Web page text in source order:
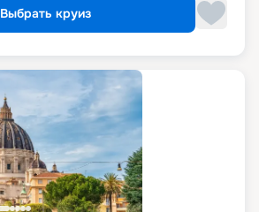
Выбрать круиз